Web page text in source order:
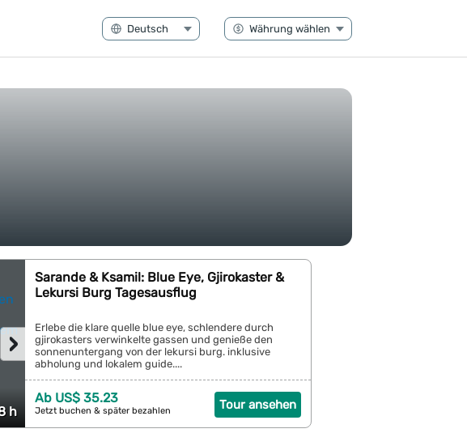
h
›
Sarande & Ksamil: Blue Eye, Gjirokaster &
Lekursi Burg Tagesausflug
Erlebe die klare quelle blue eye, schlendere durch
gjirokasters verwinkelte gassen und genieße den
sonnenuntergang von der lekursi burg. inklusive
abholung und lokalem guide....
Tour ansehen
Ab US$ 35.23
Jetzt buchen & später bezahlen